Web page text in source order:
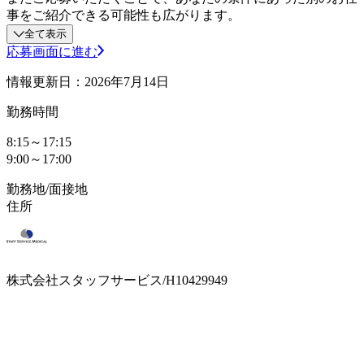
事をご紹介できる可能性も広がります。
全て表示
応募画面に進む
情報更新日：2026年7月14日
勤務時間
8:15～17:15
9:00～17:00
勤務地/面接地
住所
株式会社スタッフサービス/H10429949